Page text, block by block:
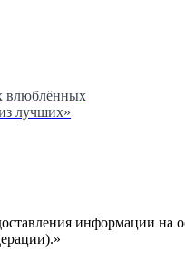
влюблённых
лучших»
информации на